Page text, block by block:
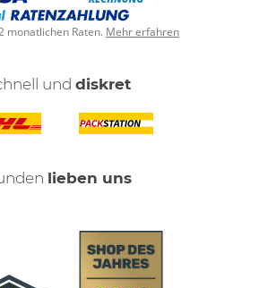
monatlichen Raten. Mehr erfahren
und diskret
lieben uns